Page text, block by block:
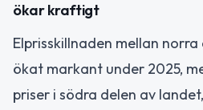
ökar kraftigt
Elprisskillnaden mellan
ökat markant under 2025,
priser i södra delen av